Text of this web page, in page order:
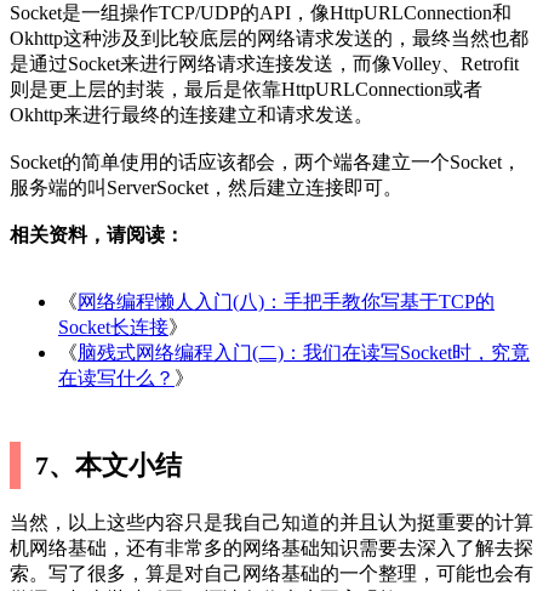
Socket是一组操作TCP/UDP的API，像HttpURLConnection和
Okhttp这种涉及到比较底层的网络请求发送的，最终当然也都
是通过Socket来进行网络请求连接发送，而像Volley、Retrofit
则是更上层的封装，最后是依靠HttpURLConnection或者
Okhttp来进行最终的连接建立和请求发送。
Socket的简单使用的话应该都会，两个端各建立一个Socket，
服务端的叫ServerSocket，然后建立连接即可。
相关资料，请阅读：
《网络编程懒人入门(八)：手把手教你写基于TCP的
Socket长连接》
《脑残式网络编程入门(二)：我们在读写Socket时，究竟
在读写什么？ 》
7、本文小结
当然，以上这些内容只是我自己知道的并且认为挺重要的计算
机网络基础，还有非常多的网络基础知识需要去深入了解去探
索。写了很多，算是对自己网络基础的一个整理，可能也会有